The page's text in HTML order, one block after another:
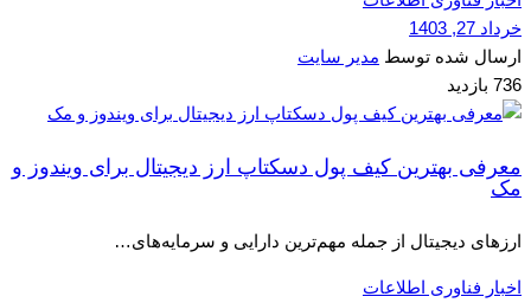
خرداد 27, 1403
ارسال شده توسط مدیر سایت
736 بازدید
معرفی بهترین کیف پول دسکتاپ ارز دیجیتال برای ویندوز و
مک
ارزهای دیجیتال از جمله مهم‌ترین دارایی و سرمایه‌های…
اخبار فناوری اطلاعات